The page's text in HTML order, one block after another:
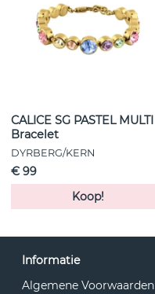
CALICE SG PASTEL MULTI
Bracelet
DYRBERG/KERN
€ 99
Koop!
Informatie
Algemene Voorwaarden